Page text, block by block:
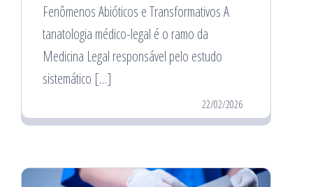
Fenômenos Abióticos e Transformativos A
tanatologia médico-legal é o ramo da
Medicina Legal responsável pelo estudo
sistemático […]
22/02/2026